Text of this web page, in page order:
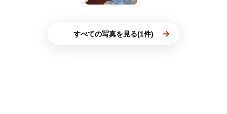
すべての写真を見る(1件)